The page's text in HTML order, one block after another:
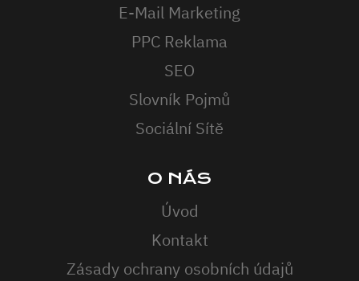
E-Mail Marketing
PPC Reklama
SEO
Slovník Pojmů
Sociální Sítě
O NÁS
Úvod
Kontakt
Zásady ochrany osobních údajů